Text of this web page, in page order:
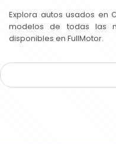
Explora autos usados en
modelos de todas las
disponibles en FullMotor.